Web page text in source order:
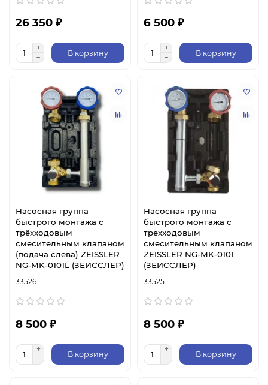
26 350 ₽
В корзину
6 500 ₽
В корзину
Насосная группа
быстрого монтажа с
трёхходовым
смесительным клапаном
(подача слева) ZEISSLER
NG-MK-0101L (ЗЕИССЛЕР)
33526
8 500 ₽
В корзину
Насосная группа
быстрого монтажа с
трехходовым
смесительным клапаном
ZEISSLER NG-MK-0101
(ЗЕИССЛЕР)
33525
8 500 ₽
В корзину